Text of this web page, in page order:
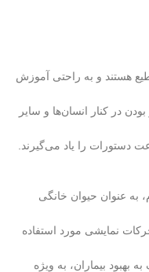
هستند و به راحتی آموزش
در کنار انسان‌ها و سایر
دستورات را یاد می‌گیرند.
به عنوان حیوان خانگی
نمایشی مورد استفاده
بهبود بیماران، به ویژه